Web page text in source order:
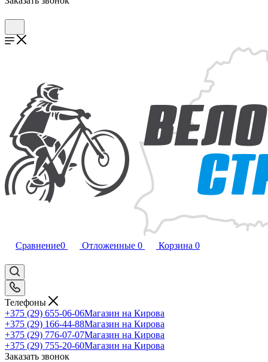
Сравнение0 Отложенные 0 Корзина 0
Телефоны
+375 (29) 655-06-06Магазин на Кирова
+375 (29) 166-44-88Магазин на Кирова
+375 (29) 776-07-07Магазин на Кирова
+375 (29) 755-20-60Магазин на Кирова
Заказать звонок